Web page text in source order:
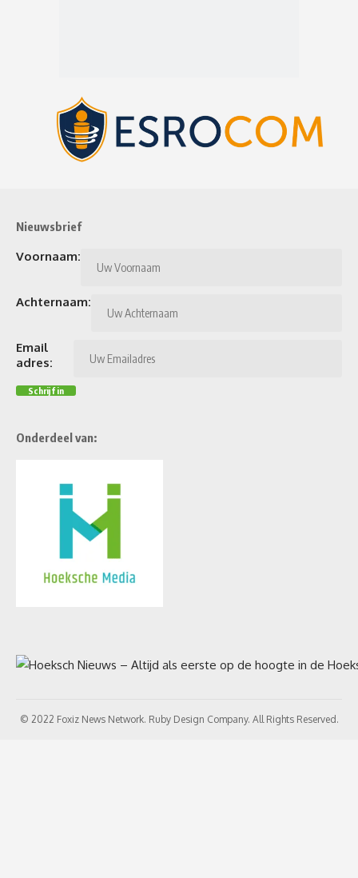
Nieuwsbrief
Voornaam:
Achternaam:
Email
adres:
Onderdeel van:
© 2022 Foxiz News Network. Ruby Design Company. All Rights Reserved.